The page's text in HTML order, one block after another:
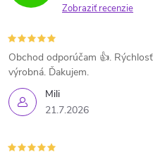
Zobraziť recenzie
Mili
21.7.2026
Obchod odporúčam 👍.
výrobná. Ďakujem.